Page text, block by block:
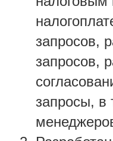
запросов,
запросов,
запросы, в